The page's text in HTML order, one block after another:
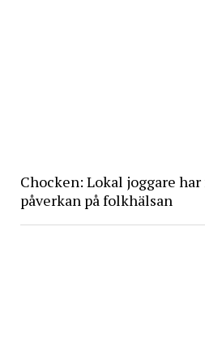
Chocken: Lokal joggare
påverkan på folkhälsan